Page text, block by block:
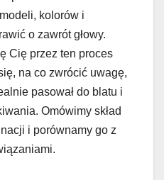
kolorów i
o zawrót głowy.
Cię przez ten proces
na co zwrócić uwagę,
pasował do blatu i
Omówimy skład
i porównamy go z